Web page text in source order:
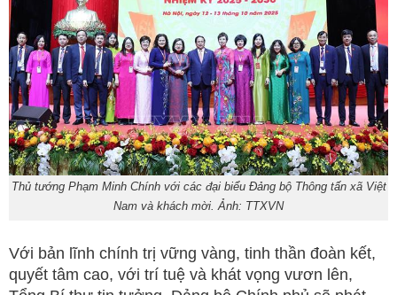
Thủ tướng Phạm Minh Chính với các đại biểu Đảng bộ Thông tấn xã Việt
Nam và khách mời. Ảnh: TTXVN
Với bản lĩnh chính trị vững vàng, tinh thần đoàn kết,
quyết tâm cao, với trí tuệ và khát vọng vươn lên,